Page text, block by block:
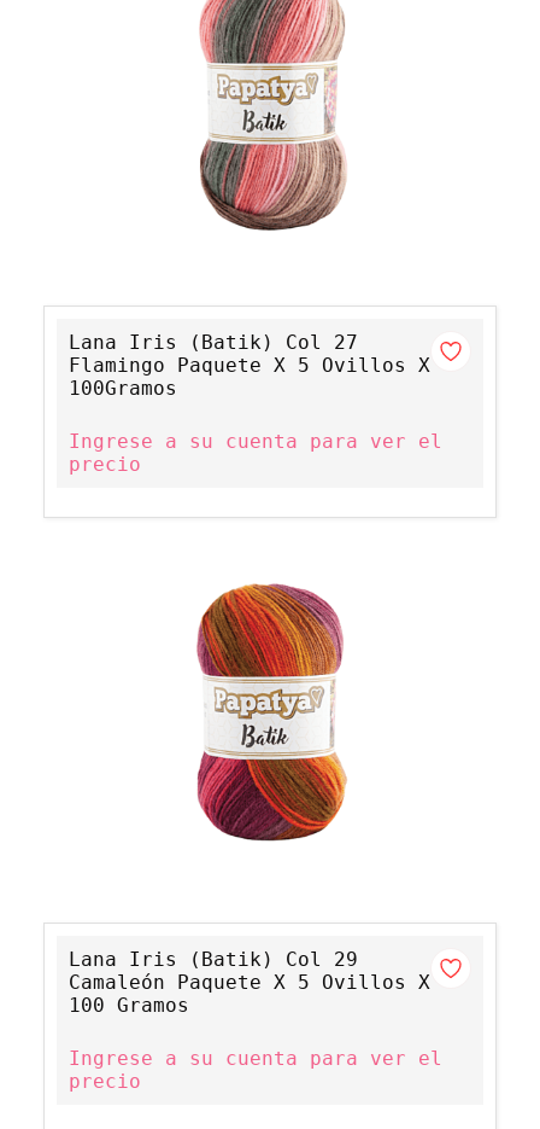
Lana Iris (Batik) Col 27
Flamingo Paquete X 5 Ovillos X
100Gramos
Ingrese a su cuenta para ver el
precio
Lana Iris (Batik) Col 29
Camaleón Paquete X 5 Ovillos X
100 Gramos
Ingrese a su cuenta para ver el
precio